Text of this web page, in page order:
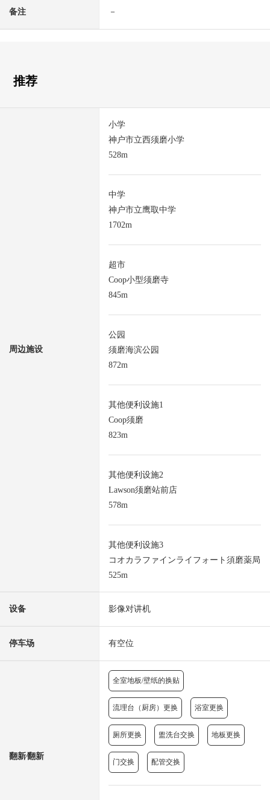
备注 －
推荐
周边施设
小学
神户市立西须磨小学
528m
中学
神户市立鹰取中学
1702m
超市
Coop小型须磨寺
845m
公园
须磨海滨公园
872m
其他便利设施1
Coop须磨
823m
其他便利设施2
Lawson须磨站前店
578m
其他便利设施3
コオカラファインライフォート須磨薬局
525m
设备 影像对讲机
停车场 有空位
翻新⁄翻新
全室地板/壁纸的换贴
流理台（厨房）更换 浴室更换
厕所更换 盥洗台交换 地板更换
门交换 配管交换